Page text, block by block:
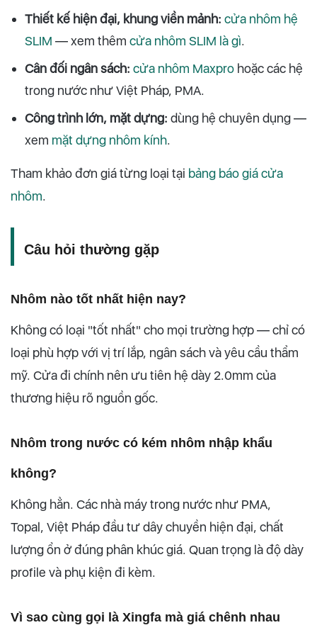
Thiết kế hiện đại, khung viền mảnh: cửa nhôm hệ
SLIM — xem thêm cửa nhôm SLIM là gì.
Cân đối ngân sách: cửa nhôm Maxpro hoặc các hệ
trong nước như Việt Pháp, PMA.
Công trình lớn, mặt dựng: dùng hệ chuyên dụng —
xem mặt dựng nhôm kính.
Tham khảo đơn giá từng loại tại bảng báo giá cửa
nhôm.
Câu hỏi thường gặp
Nhôm nào tốt nhất hiện nay?
Không có loại "tốt nhất" cho mọi trường hợp — chỉ có
loại phù hợp với vị trí lắp, ngân sách và yêu cầu thẩm
mỹ. Cửa đi chính nên ưu tiên hệ dày 2.0mm của
thương hiệu rõ nguồn gốc.
Nhôm trong nước có kém nhôm nhập khẩu
không?
Không hẳn. Các nhà máy trong nước như PMA,
Topal, Việt Pháp đầu tư dây chuyền hiện đại, chất
lượng ổn ở đúng phân khúc giá. Quan trọng là độ dày
profile và phụ kiện đi kèm.
Vì sao cùng gọi là Xingfa mà giá chênh nhau